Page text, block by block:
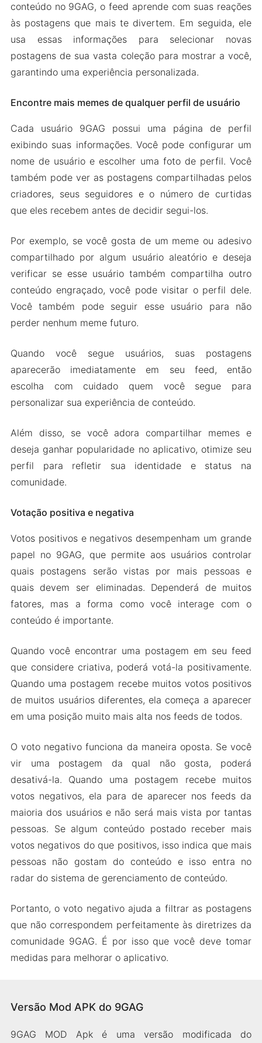
conteúdo no 9GAG, o feed aprende com suas reações
às postagens que mais te divertem. Em seguida, ele
usa essas informações para selecionar novas
postagens de sua vasta coleção para mostrar a você,
garantindo uma experiência personalizada.
Encontre mais memes de qualquer perfil de usuário
Cada usuário 9GAG possui uma página de perfil
exibindo suas informações. Você pode configurar um
nome de usuário e escolher uma foto de perfil. Você
também pode ver as postagens compartilhadas pelos
criadores, seus seguidores e o número de curtidas
que eles recebem antes de decidir segui-los.
Por exemplo, se você gosta de um meme ou adesivo
compartilhado por algum usuário aleatório e deseja
verificar se esse usuário também compartilha outro
conteúdo engraçado, você pode visitar o perfil dele.
Você também pode seguir esse usuário para não
perder nenhum meme futuro.
Quando você segue usuários, suas postagens
aparecerão imediatamente em seu feed, então
escolha com cuidado quem você segue para
personalizar sua experiência de conteúdo.
Além disso, se você adora compartilhar memes e
deseja ganhar popularidade no aplicativo, otimize seu
perfil para refletir sua identidade e status na
comunidade.
Votação positiva e negativa
Votos positivos e negativos desempenham um grande
papel no 9GAG, que permite aos usuários controlar
quais postagens serão vistas por mais pessoas e
quais devem ser eliminadas. Dependerá de muitos
fatores, mas a forma como você interage com o
conteúdo é importante.
Quando você encontrar uma postagem em seu feed
que considere criativa, poderá votá-la positivamente.
Quando uma postagem recebe muitos votos positivos
de muitos usuários diferentes, ela começa a aparecer
em uma posição muito mais alta nos feeds de todos.
O voto negativo funciona da maneira oposta. Se você
vir uma postagem da qual não gosta, poderá
desativá-la. Quando uma postagem recebe muitos
votos negativos, ela para de aparecer nos feeds da
maioria dos usuários e não será mais vista por tantas
pessoas. Se algum conteúdo postado receber mais
votos negativos do que positivos, isso indica que mais
pessoas não gostam do conteúdo e isso entra no
radar do sistema de gerenciamento de conteúdo.
Portanto, o voto negativo ajuda a filtrar as postagens
que não correspondem perfeitamente às diretrizes da
comunidade 9GAG. É por isso que você deve tomar
medidas para melhorar o aplicativo.
Versão Mod APK do 9GAG
9GAG MOD Apk é uma versão modificada do